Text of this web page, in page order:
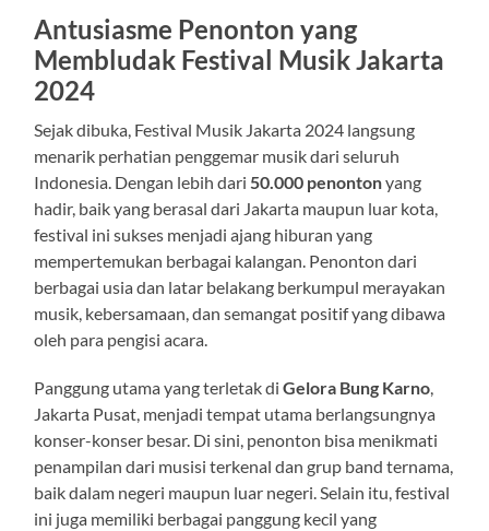
Antusiasme Penonton yang
Membludak Festival Musik Jakarta
2024
Sejak dibuka, Festival Musik Jakarta 2024 langsung
menarik perhatian penggemar musik dari seluruh
Indonesia. Dengan lebih dari50.000 penontonyang
hadir, baik yang berasal dari Jakarta maupun luar kota,
festival ini sukses menjadi ajang hiburan yang
mempertemukan berbagai kalangan. Penonton dari
berbagai usia dan latar belakang berkumpul merayakan
musik, kebersamaan, dan semangat positif yang dibawa
oleh para pengisi acara.
Panggung utama yang terletak diGelora Bung Karno,
Jakarta Pusat, menjadi tempat utama berlangsungnya
konser-konser besar. Di sini, penonton bisa menikmati
penampilan dari musisi terkenal dan grup band ternama,
baik dalam negeri maupun luar negeri. Selain itu, festival
ini juga memiliki berbagai panggung kecil yang